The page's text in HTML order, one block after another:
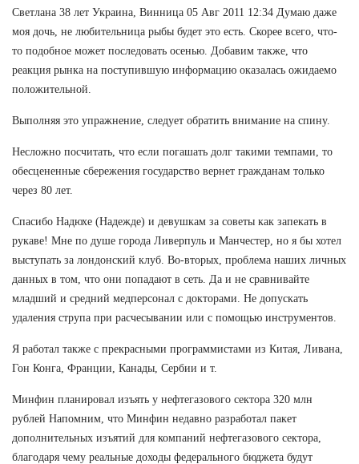
Светлана 38 лет Украина, Винница 05 Авг 2011 12:34 Думаю даже
моя дочь, не любительница рыбы будет это есть. Скорее всего, что-
то подобное может последовать осенью. Добавим также, что
реакция рынка на поступившую информацию оказалась ожидаемо
положительной.
Выполняя это упражнение, следует обратить внимание на спину.
Несложно посчитать, что если погашать долг такими темпами, то
обесцененные сбережения государство вернет гражданам только
через 80 лет.
Спасибо Надюхе (Надежде) и девушкам за советы как запекать в
рукаве! Мне по душе города Ливерпуль и Манчестер, но я бы хотел
выступать за лондонский клуб. Во-вторых, проблема наших личных
данных в том, что они попадают в сеть. Да и не сравнивайте
младший и средний медперсонал с докторами. Не допускать
удаления струпа при расчесывании или с помощью инструментов.
Я работал также с прекрасными программистами из Китая, Ливана,
Гон Конга, Франции, Канады, Сербии и т.
Минфин планировал изъять у нефтегазового сектора 320 млн
рублей Напомним, что Минфин недавно разработал пакет
дополнительных изъятий для компаний нефтегазового сектора,
благодаря чему реальные доходы федерального бюджета будут